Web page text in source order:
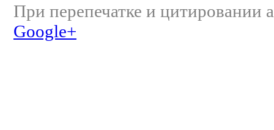
При перепечатке и цитировании
Google+